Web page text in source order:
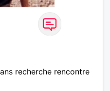
recherche rencontre